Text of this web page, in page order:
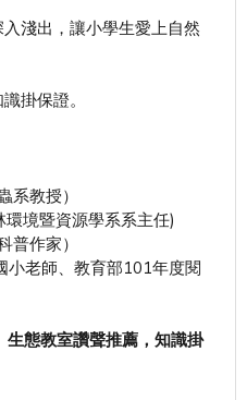
淺出，讓小學生愛上自然
掛保證。
教授）
境暨資源學系系主任)
作家）
老師、教育部101年度閱
態教室讚聲推薦，知識掛